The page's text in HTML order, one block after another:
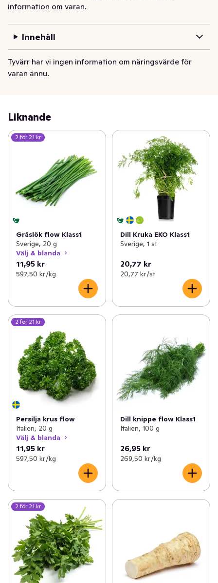
information om varan.
Innehåll
Tyvärr har vi ingen information om näringsvärde för
varan ännu.
Liknande
2 för 21 kr
Gräslök flow Klass1
Sverige, 20 g
Välj & blanda
11,95 kr
597,50 kr /kg
Dill Kruka EKO Klass1
Sverige, 1 st
20,77 kr
20,77 kr /st
2 för 21 kr
Persilja krus flow
Italien, 20 g
Välj & blanda
11,95 kr
597,50 kr /kg
Dill knippe flow Klass1
Italien, 100 g
26,95 kr
269,50 kr /kg
2 för 21 kr